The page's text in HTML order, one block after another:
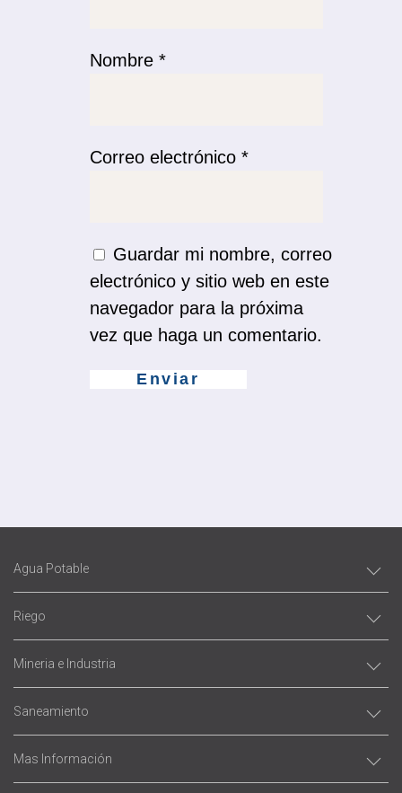
Nombre *
Correo electrónico *
Guardar mi nombre, correo
electrónico y sitio web en este
navegador para la próxima
vez que haga un comentario.
Agua Potable
Riego
Mineria e Industria
Saneamiento
Mas Información